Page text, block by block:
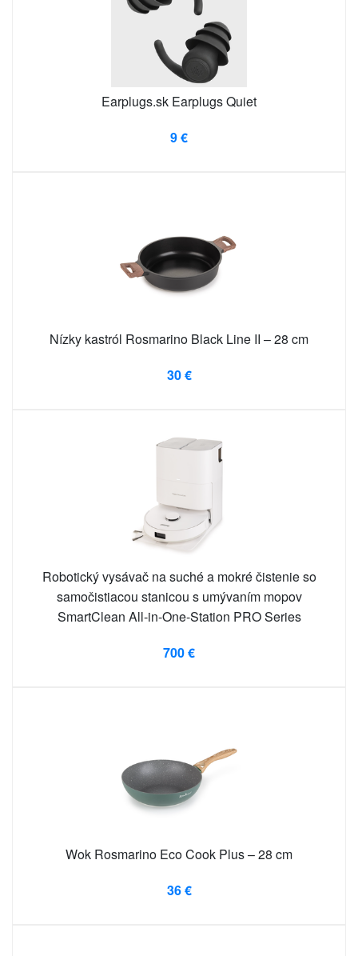
Earplugs.sk Earplugs Quiet
9 €
Nízky kastról Rosmarino Black Line II – 28 cm
30 €
Robotický vysávač na suché a mokré čistenie so
samočistiacou stanicou s umývaním mopov
SmartClean All-in-One-Station PRO Series
700 €
Wok Rosmarino Eco Cook Plus – 28 cm
36 €